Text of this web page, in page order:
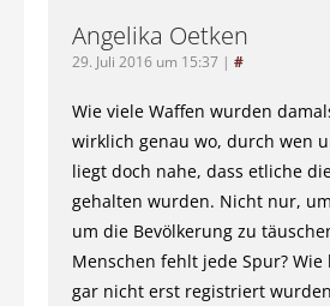
Angelika Oetken
29. Juli 2016 um 15:37 | #
Wie viele Waffen wurden
wirklich genau wo, durch wen
liegt doch nahe, dass etliche
gehalten wurden. Nicht nur,
um die Bevölkerung zu
Menschen fehlt jede Spur?
gar nicht erst registriert